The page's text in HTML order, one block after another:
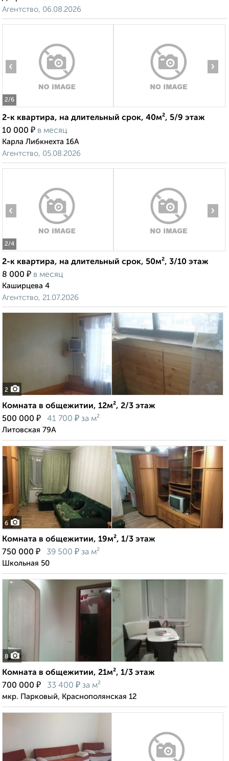
Агентство, 06.08.2026
2/6
‹ ›
2-к квартира, на длительный срок, 40м², 5/9 этаж
10 000 ₽ в месяц
Карла Либкнехта 16А
Агентство, 05.08.2026
2/4
‹ ›
2-к квартира, на длительный срок, 50м², 3/10 этаж
8 000 ₽ в месяц
Каширцева 4
Агентство, 21.07.2026
2
Комната в общежитии, 12м², 2/3 этаж
500 000 ₽ 41 700 ₽ за м²
Литовская 79А
6
Комната в общежитии, 19м², 1/3 этаж
750 000 ₽ 39 500 ₽ за м²
Школьная 50
8
Комната в общежитии, 21м², 1/3 этаж
700 000 ₽ 33 400 ₽ за м²
мкр. Парковый, Краснополянская 12